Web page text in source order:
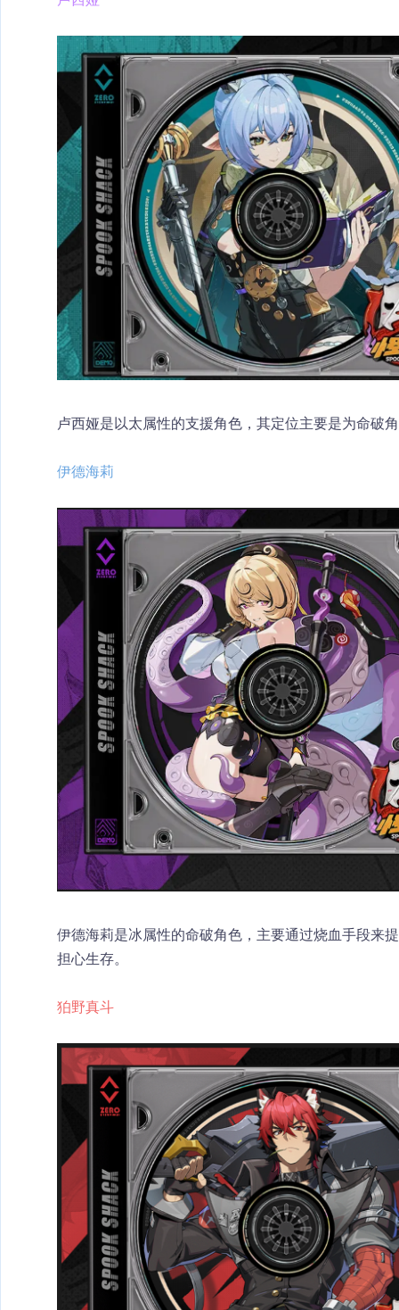
卢西娅是以太属性的支援角色，其定位主要是为命破
伊德海莉
伊德海莉是冰属性的命破角色，主要通过烧血手段来
担心生存。
狛野真斗